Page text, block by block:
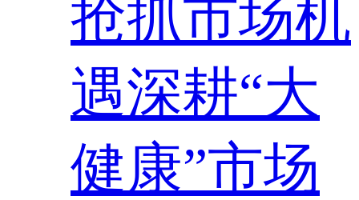
抢抓市场机
遇深耕“大
健康”市场